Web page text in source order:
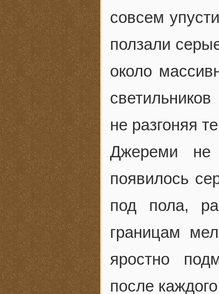
совсем
ползали
около
не разгоняя
Джереми не
появилось
под пола,
границам
яростно
после